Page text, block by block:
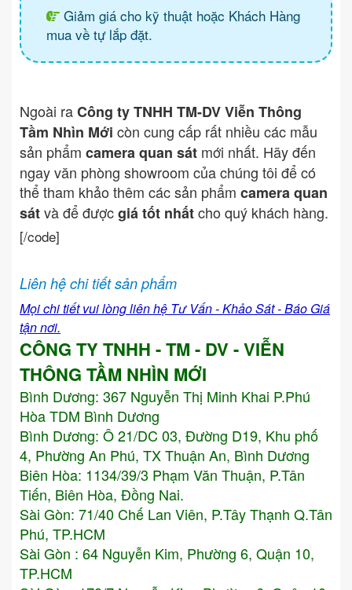
Giảm giá cho kỹ thuật hoặc Khách Hàng
mua về tự lắp đặt.
Ngoài raCông ty TNHH TM-DV Viễn Thông
Tầm Nhìn Mới còn cung cấp rất nhiều các mẫu
sản phẩm camera quan sát mới nhất. Hãy đến
ngay văn phòng showroom của chúng tôi để có
thể tham khảo thêm các sản phẩm camera quan
sátvà để đượcgiá tốt nhấtcho quý khách hàng.
[/code]
Liên hệ chi tiết sản phẩm
Mọi chi tiết vui lòng liên hệ Tư Vấn - Khảo Sát - Báo Giá
tận nơi.
CÔNG TY TNHH - TM - DV - VIỄN
THÔNG TẦM NHÌN MỚI
Bình Dương: 367 Nguyễn Thị Minh Khai P.Phú
Hòa TDM Bình Dương
Bình Dương: Ô 21/DC 03, Đường D19, Khu phố
4, Phường An Phú, TX Thuận An, Bình Dương
Biên Hòa: 1134/39/3 Phạm Văn Thuận, P.Tân
Tiến, Biên Hòa, Đồng Nai.
Sài Gòn: 71/40 Chế Lan Viên, P.Tây Thạnh Q.Tân
Phú, TP.HCM
Sài Gòn : 64 Nguyễn Kim, Phường 6, Quận 10,
TP.HCM